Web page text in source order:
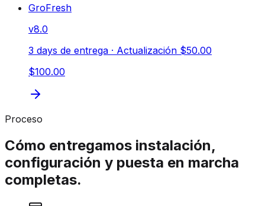
GroFresh
v8.0
3 days de entrega · Actualización $50.00
$100.00
Proceso
Cómo entregamos instalación,
configuración y puesta en marcha
completas.